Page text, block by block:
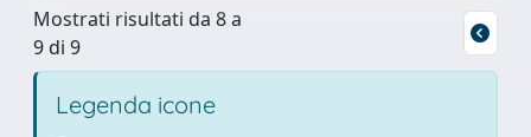
Mostrati risultati da 8 a
9 di 9
Legenda icone